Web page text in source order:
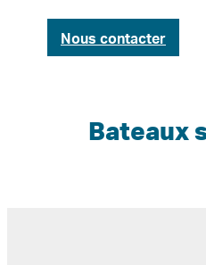
Nous contacter
Bateaux